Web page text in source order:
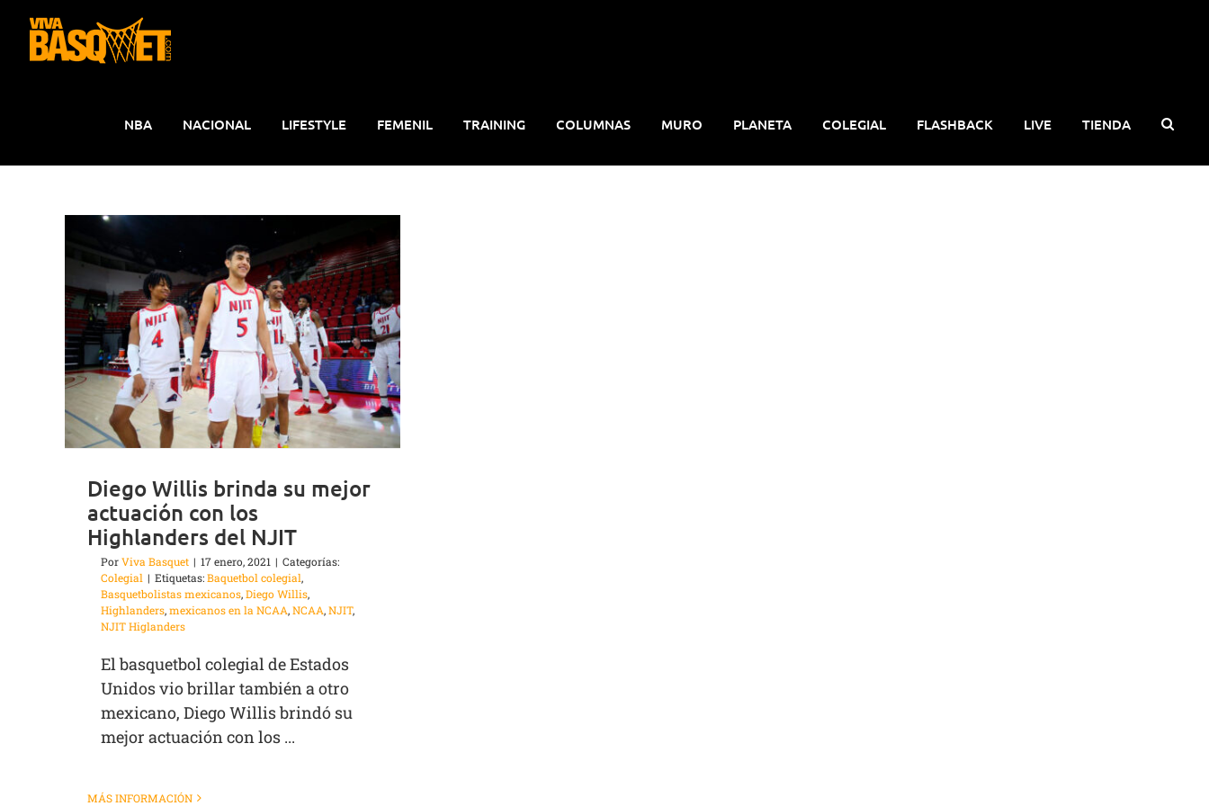
contenido
NBA NACIONAL LIFESTYLE FEMENIL TRAINING COLUMNAS MURO PLANETA COLEGIAL FLASHBACK LIVE TIENDA
Diego Willis brinda su mejor
actuación con los
Highlanders del NJIT
PorViva Basquet | 17 enero, 2021 | Categorías:
Colegial | Etiquetas:Baquetbol colegial,
Basquetbolistas mexicanos,Diego Willis,
Highlanders,mexicanos en la NCAA,NCAA,NJIT,
NJIT Higlanders
El basquetbol colegial de Estados
Unidos vio brillar también a otro
mexicano, Diego Willis brindó su
mejor actuación con los ...
MÁS INFORMACIÓN